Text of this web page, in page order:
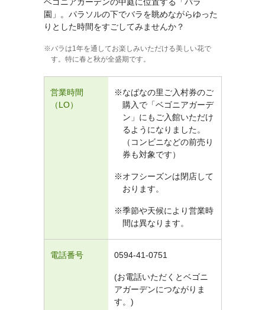
ベゴニアガーデンの中庭に位置する「バラ
園」。パラソルの下でバラを眺めながらゆった
りとした時間をすごしてみませんか？
バラは1年を通してお楽しみいただける美しい花で
す。特に春と秋が全盛期です。
営業時間
（LO）
なばなの里ご入村券のご
購入で「ベゴニアガーデ
ン」にもご入館いただけ
るようになりました。
（コンビニなどの前売り
券も対象です）
オフシーズンは閉店して
おります。
季節や天候により営業時
間は異なります。
電話番号 0594-41-0751
(お電話いただくとベゴニ
アガーデンにつながりま
す。)